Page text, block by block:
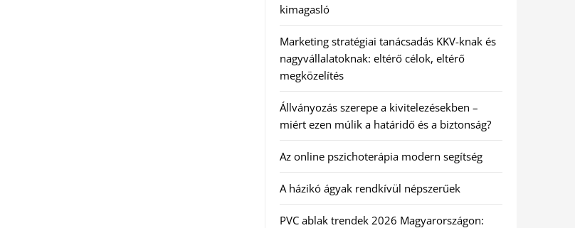
kimagasló
Marketing stratégiai tanácsadás KKV-knak és
nagyvállalatoknak: eltérő célok, eltérő
megközelítés
Állványozás szerepe a kivitelezésekben –
miért ezen múlik a határidő és a biztonság?
Az online pszichoterápia modern segítség
A házikó ágyak rendkívül népszerűek
PVC ablak trendek 2026 Magyarországon: